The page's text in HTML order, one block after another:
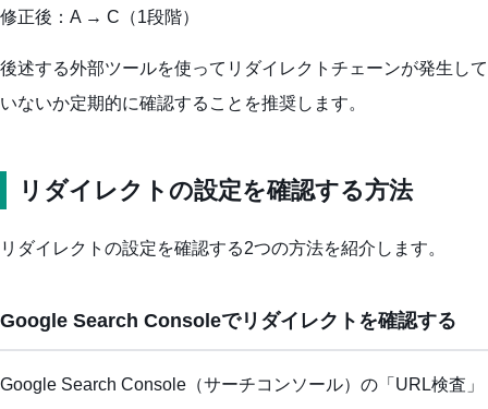
修正後：A → C（1段階）
後述する外部ツールを使ってリダイレクトチェーンが発生して
いないか定期的に確認することを推奨します。
リダイレクトの設定を確認する方法
リダイレクトの設定を確認する2つの方法を紹介します。
Google Search Consoleでリダイレクトを確認する
Google Search Console（サーチコンソール）の「URL検査」